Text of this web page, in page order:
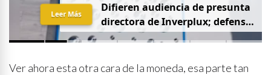
Difieren audiencia de presunta
directora deInverplux; defensa
pidequeseaprivadaysin
Leer Más
Ver ahora esta otra cara de la moneda, esa parte tan